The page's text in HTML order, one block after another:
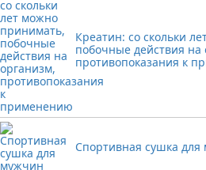
Креатин: со скольки
побочные действия на
противопоказания к
Спортивная сушка